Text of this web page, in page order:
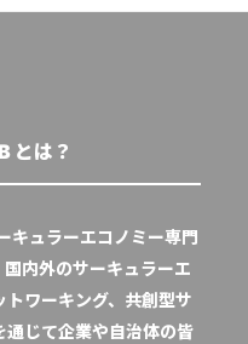
とは？
ュラーエコノミー専門
内外のサーキュラーエ
ワーキング、共創型サ
通じて企業や自治体の皆